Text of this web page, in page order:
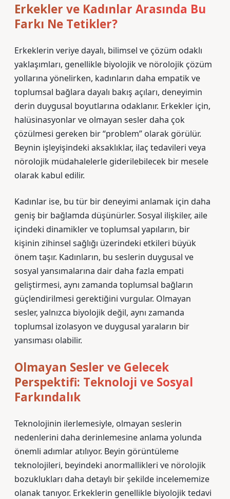
Erkekler ve Kadınlar Arasında Bu
Farkı Ne Tetikler?
Erkeklerin veriye dayalı, bilimsel ve çözüm odaklı
yaklaşımları, genellikle biyolojik ve nörolojik çözüm
yollarına yönelirken, kadınların daha empatik ve
toplumsal bağlara dayalı bakış açıları, deneyimin
derin duygusal boyutlarına odaklanır. Erkekler için,
halüsinasyonlar ve olmayan sesler daha çok
çözülmesi gereken bir “problem” olarak görülür.
Beynin işleyişindeki aksaklıklar, ilaç tedavileri veya
nörolojik müdahalelerle giderilebilecek bir mesele
olarak kabul edilir.
Kadınlar ise, bu tür bir deneyimi anlamak için daha
geniş bir bağlamda düşünürler. Sosyal ilişkiler, aile
içindeki dinamikler ve toplumsal yapıların, bir
kişinin zihinsel sağlığı üzerindeki etkileri büyük
önem taşır. Kadınların, bu seslerin duygusal ve
sosyal yansımalarına dair daha fazla empati
geliştirmesi, aynı zamanda toplumsal bağların
güçlendirilmesi gerektiğini vurgular. Olmayan
sesler, yalnızca biyolojik değil, aynı zamanda
toplumsal izolasyon ve duygusal yaraların bir
yansıması olabilir.
Olmayan Sesler ve Gelecek
Perspektifi: Teknoloji ve Sosyal
Farkındalık
Teknolojinin ilerlemesiyle, olmayan seslerin
nedenlerini daha derinlemesine anlama yolunda
önemli adımlar atılıyor. Beyin görüntüleme
teknolojileri, beyindeki anormallikleri ve nörolojik
bozuklukları daha detaylı bir şekilde incelememize
olanak tanıyor. Erkeklerin genellikle biyolojik tedavi